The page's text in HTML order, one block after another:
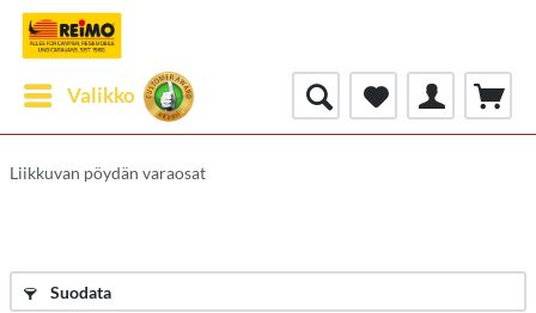
Valikko
Liikkuvan pöydän varaosat
Suodata